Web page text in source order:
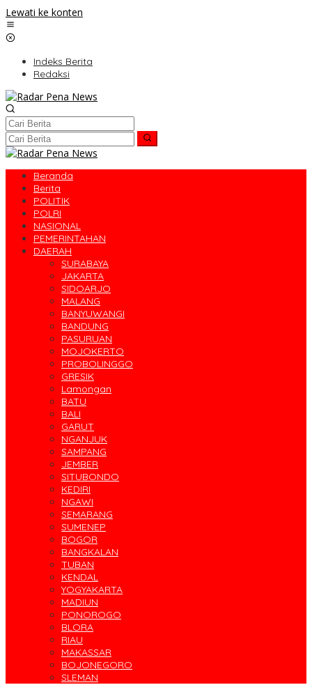
Lewati ke konten
Indeks Berita
Redaksi
Beranda
Berita
POLITIK
POLRI
NASIONAL
PEMERINTAHAN
DAERAH
SURABAYA
JAKARTA
SIDOARJO
MALANG
BANYUWANGI
BANDUNG
PASURUAN
MOJOKERTO
PROBOLINGGO
GRESIK
Lamongan
BATU
BALI
GARUT
NGANJUK
SAMPANG
JEMBER
SITUBONDO
KEDIRI
NGAWI
SEMARANG
SUMENEP
BOGOR
BANGKALAN
TUBAN
KENDAL
YOGYAKARTA
MADIUN
PONOROGO
BLORA
RIAU
MAKASSAR
BOJONEGORO
SLEMAN